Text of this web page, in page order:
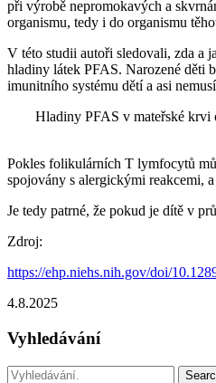
při výrobě nepromokavých a
organismu, tedy i do organismu
V této studii autoři sledovali, zda a
hladiny látek PFAS. Narozené děti
imunitního systému dětí a asi
Hladiny PFAS v mateřské
Pokles folikulárních T lymfocytů
spojovány s alergickými reakcemi,
Je tedy patrné, že pokud je dítě v
Zdroj:
https://ehp.niehs.nih.gov/doi/
4.8.2025
Vyhledávání